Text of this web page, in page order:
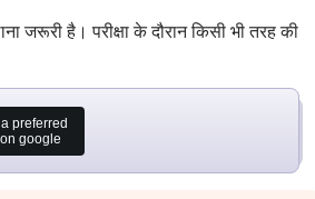
जरूरी है। परीक्षा के दौरान किसी भी तरह की
preferred
google